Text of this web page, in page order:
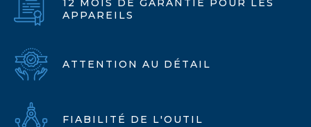
12 MOIS DE GARANTIE POUR LES
APPAREILS
ATTENTION AU DÉTAIL
FIABILITÉ DE L'OUTIL